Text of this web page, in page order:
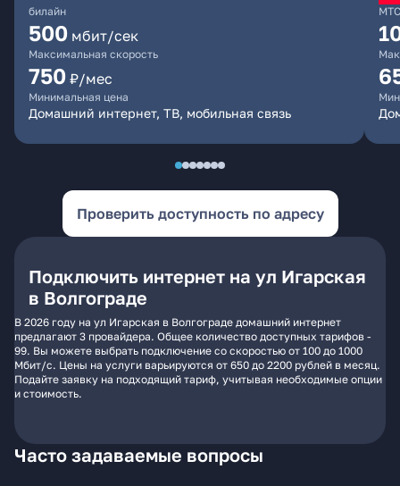
билайн
500 мбит/сек
Максимальная скорость
750 ₽/мес
Минимальная цена
Домашний интернет, ТВ, мобильная связь
МТС
Проверить доступность по адресу
Подключить интернет на ул Игарская
в Волгограде
В 2026 году на ул Игарская в Волгограде домашний интернет
предлагают 3 провайдера. Общее количество доступных тарифов -
99. Вы можете выбрать подключение со скоростью от 100 до 1000
Мбит/с. Цены на услуги варьируются от 650 до 2200 рублей в месяц.
Подайте заявку на подходящий тариф, учитывая необходимые опции
и стоимость.
Часто задаваемые вопросы